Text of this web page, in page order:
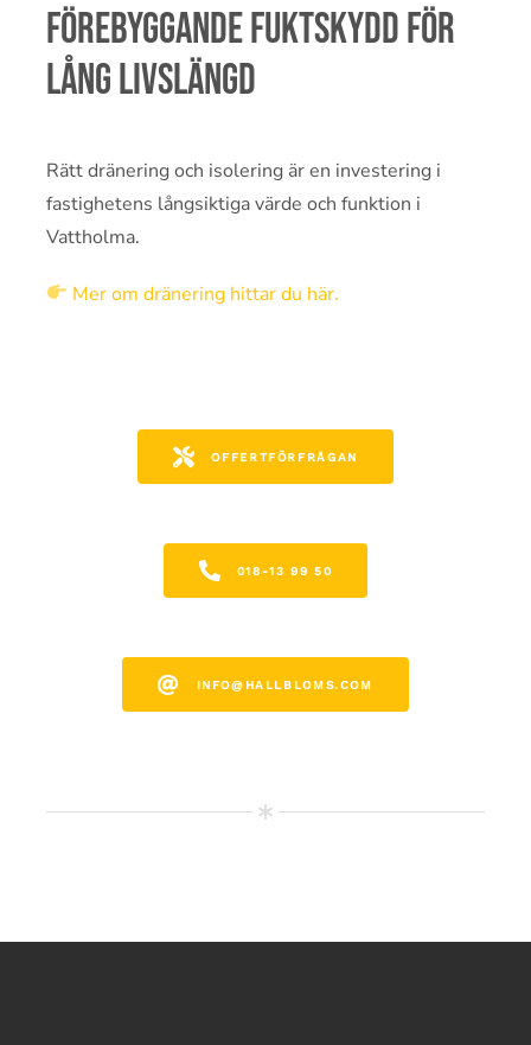
Förebyggande fuktskydd för
lång livslängd
Rätt dränering och isolering är en investering i
fastighetens långsiktiga värde och funktion i
Vattholma.
Mer om dränering hittar du här.
OFFERTFÖRFRÅGAN
018-13 99 50
INFO@HALLBLOMS.COM